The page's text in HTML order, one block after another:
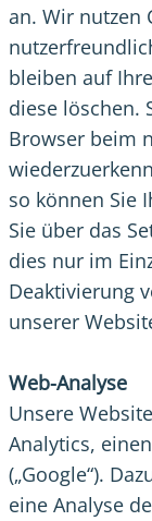
an. Wir nutzen
bleiben auf
diese löschen.
Browser beim
so können Sie
Sie über das
dies nur im
Deaktivierung
unserer
Web-Analyse
Unsere
Analytics,
(„Google“).
eine Analyse